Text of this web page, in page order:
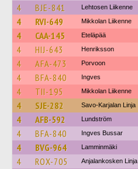
4 BJE-841 Lehtosen Liikenne
4 RVI-649 Mikkolan Liikenne
4 CAA-145 Eteläpää
4 HIJ-643 Henriksson
4 AFA-473 Porvoon
4 BFA-840 Ingves
4 TII-195 Mikkolan Liikenne
4 SJE-282 Savo-Karjalan Linja
4 AFB-592 Lundström
4 BFA-840 Ingves Bussar
4 BVG-964 Lamminmäki
4 ROX-705 Anjalankosken Linja